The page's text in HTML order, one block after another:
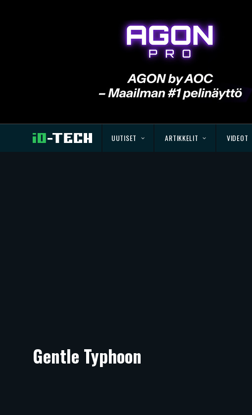
UUTISET ARTIKKELIT VIDEOT
Gentle Typhoon